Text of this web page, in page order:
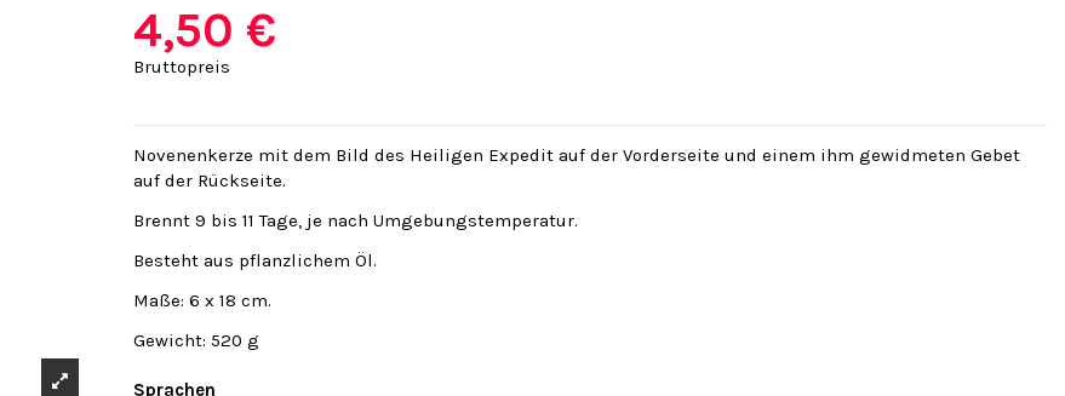
4,50 €
Bruttopreis
Novenenkerze mit dem Bild des Heiligen Expedit auf der Vorderseite und einem ihm gewidmeten Gebet
auf der Rückseite.
Brennt 9 bis 11 Tage, je nach Umgebungstemperatur.
Besteht aus pflanzlichem Öl.
Maße: 6 x 18 cm.
Gewicht: 520 g
Sprachen